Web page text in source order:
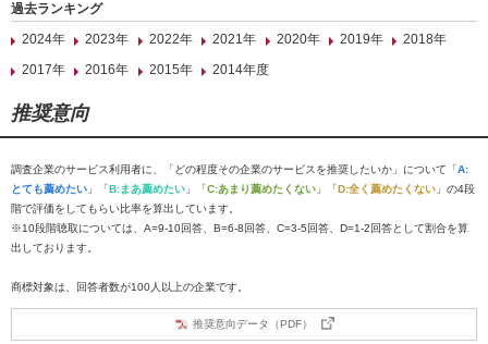
過去ランキング
2024年
2023年 2022年 2021年 2020年 2019年
2018年
2017年
2016年 2015年 2014年度
推奨意向
調査企業のサービス利用者に、「どの程度その企業のサービスを推奨したいか」について「A:
とても薦めたい 」「B:まあ薦めたい 」「C:あまり薦めたくない 」「D:全く薦めたくない 」の4段
階で評価をしてもらい比率を算出しています。
※10段階聴取については、A=9-10回答、B=6-8回答、C=3-5回答、D=1-2回答として割合を算
出しております。
商標対象は、回答者数が100人以上の企業です。
推奨意向データ（PDF）